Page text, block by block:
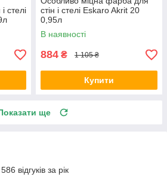
стелі
стін і стелі Eskaro Akrit 20
0,95л
В наявності
884 ₴ 1 105 ₴
Купити
ще
відгуків за рік